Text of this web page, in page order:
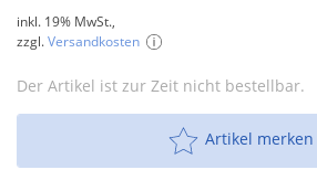
inkl. 19% MwSt.,
zzgl.Versandkosten
Der Artikel ist zur Zeit nicht bestellbar.
Artikel merken